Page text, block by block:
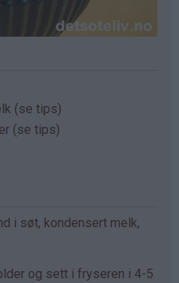
(se tips)
(se tips)
i søt, kondensert melk,
og sett i fryseren i 4-5